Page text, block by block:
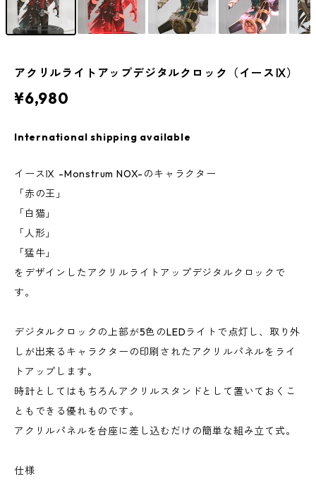
アクリルライトアップデジタルクロック（イースⅨ）
¥6,980
International shipping available
イースⅨ -Monstrum NOX-のキャラクター
「赤の王」
「白猫」
「人形」
「猛牛」
をデザインしたアクリルライトアップデジタルクロックで
す。
デジタルクロックの上部が5色のLEDライトで点灯し、取り外
しが出来るキャラクターの印刷されたアクリルパネルをライ
トアップします。
時計としてはもちろんアクリルスタンドとして置いておくこ
ともできる優れものです。
アクリルパネルを台座に差し込むだけの簡単な組み立て式。
仕様